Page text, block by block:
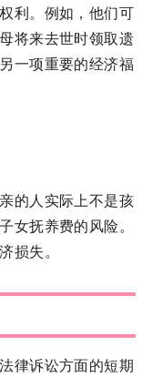
利。例如，他们可
将来去世时领取遗
一项重要的经济福
的人实际上不是孩
女抚养费的风险。
损失。
律诉讼方面的短期